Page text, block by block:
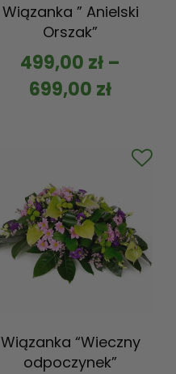
Wiązanka ” Anielski
Orszak”
499,00 zł –
699,00 zł
Wiązanka “Wieczny
odpoczynek”